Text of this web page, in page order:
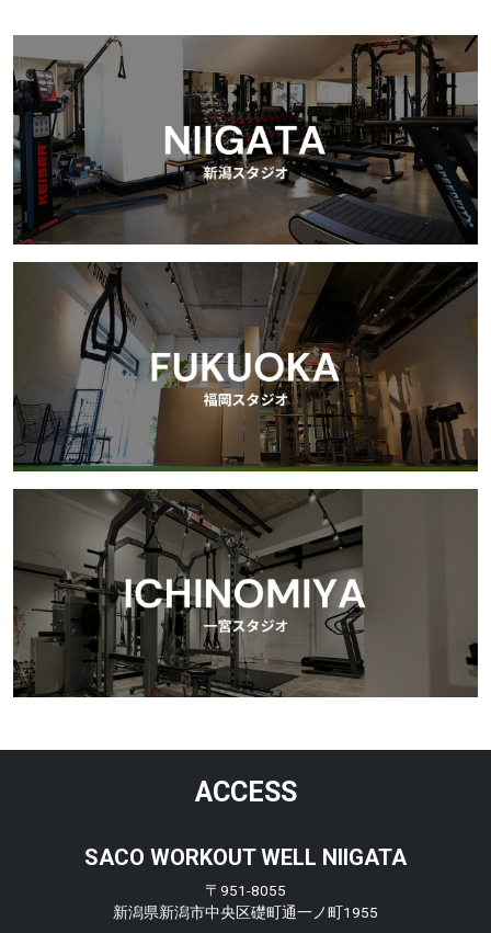
ACCESS
SACO WORKOUT WELL NIIGATA
〒951-8055
新潟県新潟市中央区礎町通一ノ町1955